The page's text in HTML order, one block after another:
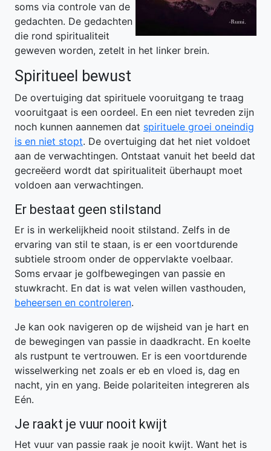
soms via controle van de
gedachten. De gedachten
die rond spiritualiteit
geweven worden, zetelt in het linker brein.
Spiritueel bewust
De overtuiging dat spirituele vooruitgang te traag
vooruitgaat is een oordeel. En een niet tevreden zijn
noch kunnen aannemen dat spirituele groei oneindig
is en niet stopt. De overtuiging dat het niet voldoet
aan de verwachtingen. Ontstaat vanuit het beeld dat
gecreëerd wordt dat spiritualiteit überhaupt moet
voldoen aan verwachtingen.
Er bestaat geen stilstand
Er is in werkelijkheid nooit stilstand. Zelfs in de
ervaring van stil te staan, is er een voortdurende
subtiele stroom onder de oppervlakte voelbaar.
Soms ervaar je golfbewegingen van passie en
stuwkracht. En dat is wat velen willen vasthouden,
beheersen en controleren.
Je kan ook navigeren op de wijsheid van je hart en
de bewegingen van passie in daadkracht. En koelte
als rustpunt te vertrouwen. Er is een voortdurende
wisselwerking net zoals er eb en vloed is, dag en
nacht, yin en yang. Beide polariteiten integreren als
Eén.
Je raakt je vuur nooit kwijt
Het vuur van passie raak je nooit kwijt. Want het is